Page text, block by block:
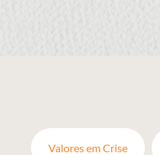
Valores em Crise